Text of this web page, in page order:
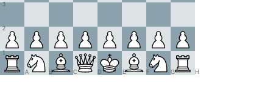
1
2
3
A B C D E F G H